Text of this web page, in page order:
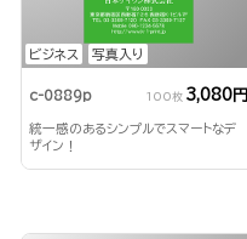
ビジネス 写真入り
c-0889p 100枚 3,080円
統一感のあるシンプルでスマートなデ
ザイン！